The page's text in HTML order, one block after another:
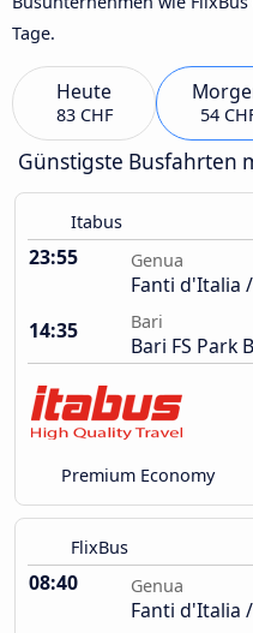
Tage.
Heute
83 CHF 54
Günstigste Busfahrten
Itabus
23:55 Genua
Fanti d'Italia
14:35
Bari
Bari FS Park
Premium Economy
FlixBus
08:40 Genua
Fanti d'Italia